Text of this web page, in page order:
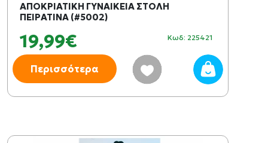
ΑΠΟΚΡΙΑΤΙΚΗ ΓΥΝΑΙΚΕΙΑ ΣΤΟΛΗ
ΠΕΙΡΑΤΙΝΑ (#5002)
19,99€ Κωδ: 225421
Περισσότερα